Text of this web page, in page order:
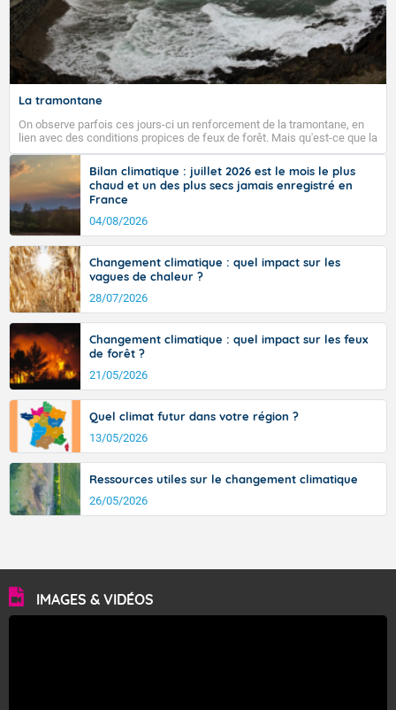
La tramontane
On observe parfois ces jours-ci un renforcement de la tramontane, en
lien avec des conditions propices de feux de forêt. Mais qu'est-ce que la
tramontane ? Quelles sont ses caractéristiques ? La tramontane est un
vent turbulent soufflant de secteur nord-ouest à nord, ou ouest à nord-
ouest, dans un secteur qui part du Roussillon à la vallée de l’Aude et à
l’ouest de l’Hérault. L’étymologie de ce vent vient du latin trasmontanus,
signifiant au-delà des monts, en allusion aux régions montagneuses
d’où provient ce vent.
Bilan climatique : juillet 2026 est le mois le plus
chaud et un des plus secs jamais enregistré en
France
04/08/2026
Changement climatique : quel impact sur les
vagues de chaleur ?
28/07/2026
Changement climatique : quel impact sur les feux
de forêt ?
21/05/2026
Quel climat futur dans votre région ?
13/05/2026
Ressources utiles sur le changement climatique
26/05/2026
IMAGES & VIDÉOS